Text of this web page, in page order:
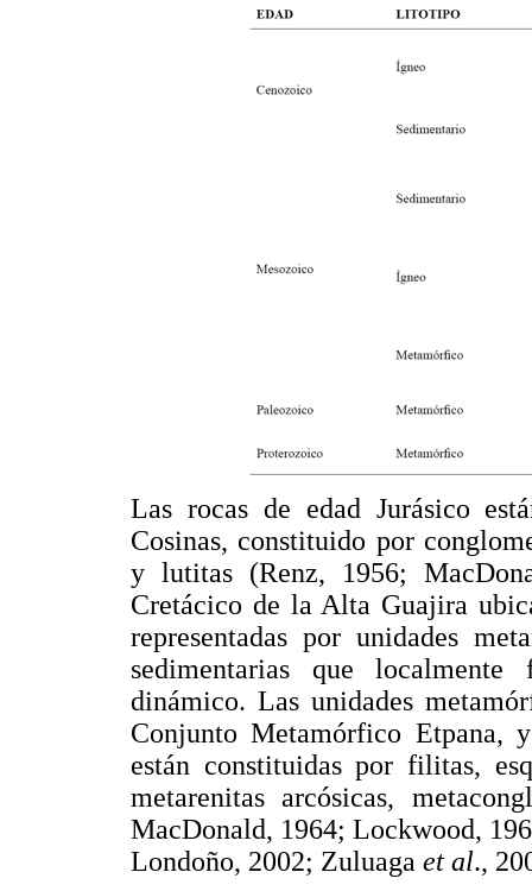
Las rocas de edad Jurásico
Cosinas, constituido por
y lutitas (Renz, 1956;
Cretácico de la Alta Guajira
representadas por unidades
sedimentarias que
dinámico. Las unidades
Conjunto Metamórfico Etpana,
están constituidas por filitas,
metarenitas arcósicas,
MacDonald, 1964; Lockwood,
Londoño, 2002; Zuluaga et al.,